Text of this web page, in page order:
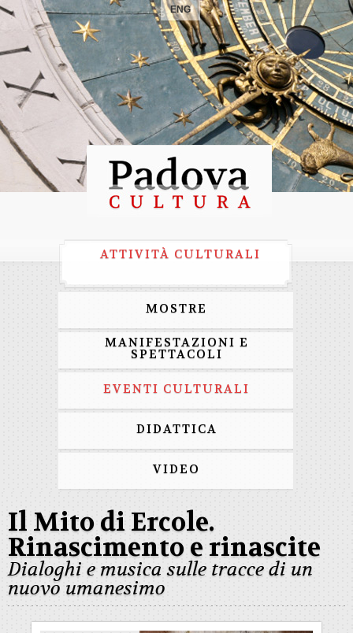
ENG
ATTIVITÀ CULTURALI
MOSTRE
MANIFESTAZIONI E
SPETTACOLI
EVENTI CULTURALI
DIDATTICA
VIDEO
Il Mito di Ercole.
Rinascimento e rinascite
Dialoghi e musica sulle tracce di un
nuovo umanesimo